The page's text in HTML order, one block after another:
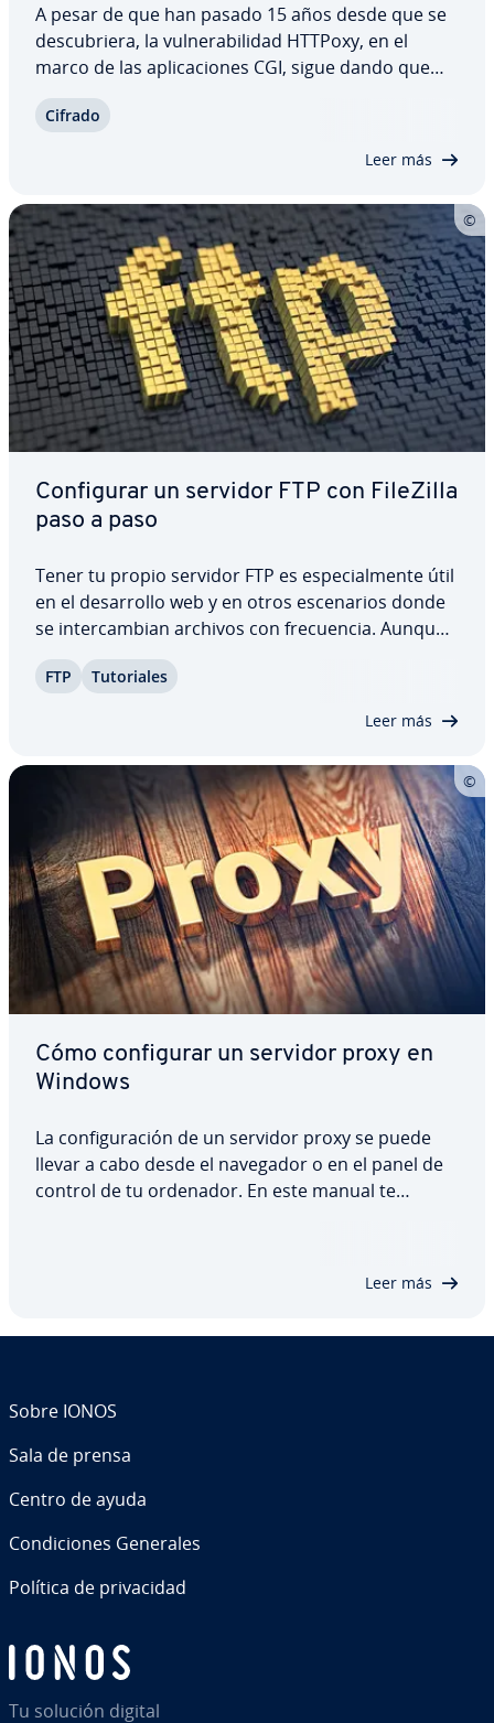
A pesar de que han pasado 15 años desde que se
de­s­cu­brie­ra, la vu­l­ne­ra­bi­li­dad HTTPoxy, en el
marco de las apli­ca­cio­nes CGI, sigue dando que
Common Gateway Interface Standard prevé la uti­
Cifrado
Leer más
Co­n­fi­gu­rar un servidor FTP con FileZilla
paso a paso
Tener tu propio servidor FTP es es­pe­cia­l­me­n­te útil
en el de­sa­rro­llo web y en otros es­ce­na­rios donde
se in­te­r­ca­m­bian archivos con fre­cue­n­cia. Aunque
al principio, no tiene por qué serlo. En esta guía te
FTP Tu­to­ria­les
Leer más
Cómo co­n­fi­gu­rar un servidor proxy en
Windows
La co­n­fi­gu­ra­ción de un servidor proxy se puede
llevar a cabo desde el navegador o en el panel de
control de tu ordenador. En este manual te
Leer más
Tu solución digital
Sobre IONOS
Sala de prensa
Centro de ayuda
Co­n­di­cio­nes Generales
Política de pri­va­ci­dad